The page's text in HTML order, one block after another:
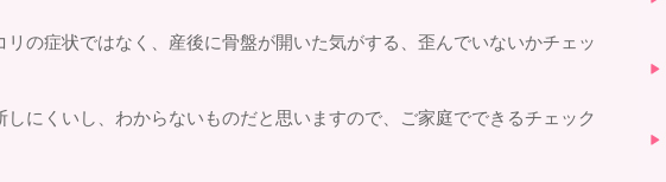
の症状ではなく、産後に骨盤が開いた気がする、歪んでいないかチェッ
にくいし、わからないものだと思いますので、ご家庭でできるチェック